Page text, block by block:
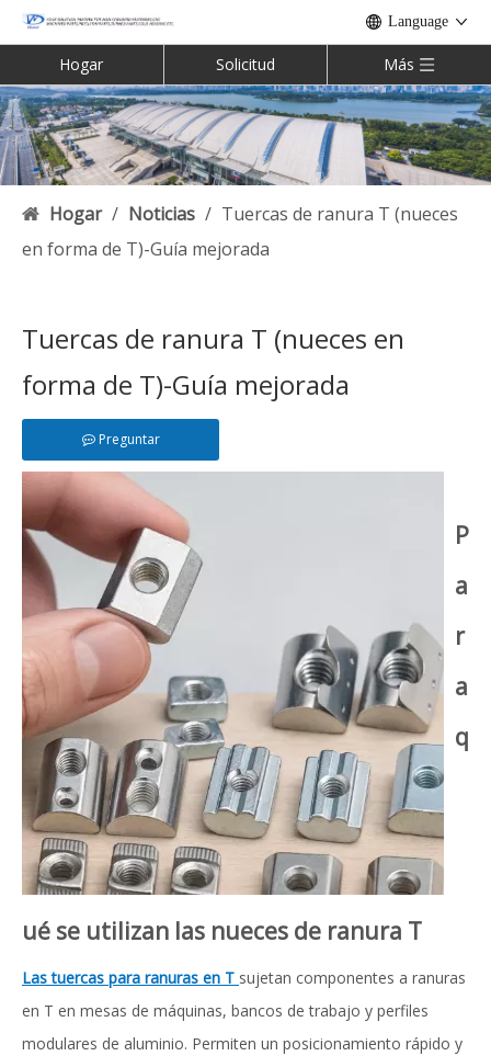
Language
Hogar Solicitud Más
Hogar / Noticias / Tuercas de ranura T (nueces
en forma de T)-Guía mejorada
Tuercas de ranura T (nueces en
forma de T)-Guía mejorada
Preguntar
P
a
r
a
q
ué se utilizan las nueces de ranura T
Las tuercas para ranuras en T sujetan componentes a ranuras
en T en mesas de máquinas, bancos de trabajo y perfiles
modulares de aluminio. Permiten un posicionamiento rápido y